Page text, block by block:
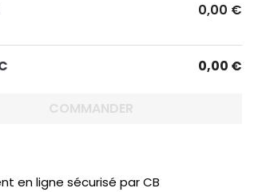
0,00 €
0,00 €
COMMANDER
en ligne sécurisé par CB